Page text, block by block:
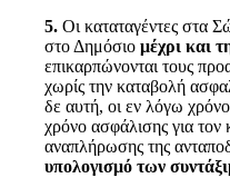
5. Οι καταταγέντες στα
στο Δημόσιο μέχρι και
επικαρπώνονται τους
χωρίς την καταβολή
δε αυτή, οι εν λόγω
χρόνο ασφάλισης για
αναπλήρωσης της
υπολογισμό των